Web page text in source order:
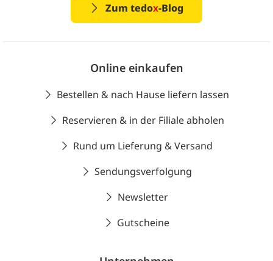
Zum tedox-Blog
Online einkaufen
Bestellen & nach Hause liefern lassen
Reservieren & in der Filiale abholen
Rund um Lieferung & Versand
Sendungsverfolgung
Newsletter
Gutscheine